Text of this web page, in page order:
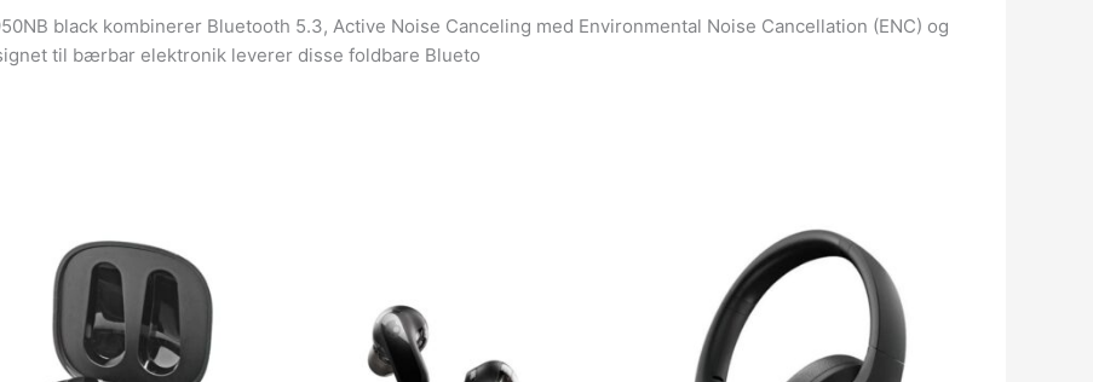
black kombinerer Bluetooth 5.3, Active Noise Canceling med Environmental Noise Cancellation (ENC) og
til bærbar elektronik leverer disse foldbare Blueto